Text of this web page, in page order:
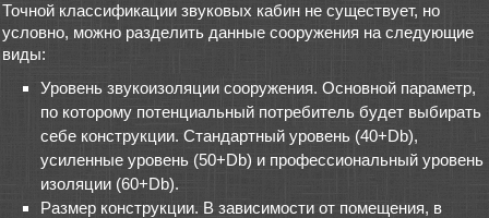
Точной классификации звуковых кабин не существует, но
условно, можно разделить данные сооружения на следующие
виды:
Уровень звукоизоляции сооружения. Основной параметр,
по которому потенциальный потребитель будет выбирать
себе конструкции. Стандартный уровень (40+Db),
усиленные уровень (50+Db) и профессиональный уровень
изоляции (60+Db).
Размер конструкции. В зависимости от помещения, в